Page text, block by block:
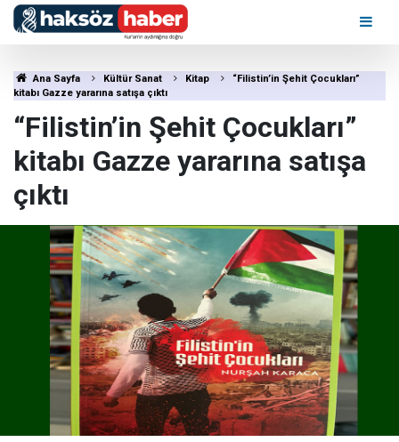
Ana Sayfa Kültür Sanat Kitap
“Filistin’in Şehit Çocukları”
kitabı Gazze yararına satışa çıktı
“Filistin’in Şehit Çocukları”
kitabı Gazze yararına satışa
çıktı